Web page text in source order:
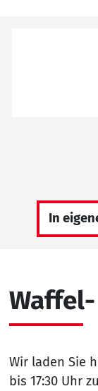
Waffel-
Wir laden Sie
bis 17:30 Uhr
In